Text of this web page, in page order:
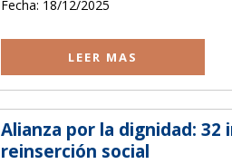
Fecha: 18/12/2025
LEER MAS
Alianza por la dignidad:
reinserción social